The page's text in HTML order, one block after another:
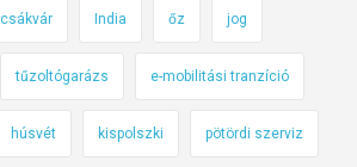
csákvár India őz jog
tűzoltógarázs e-mobilitási tranzíció
húsvét kispolszki pötördi szerviz